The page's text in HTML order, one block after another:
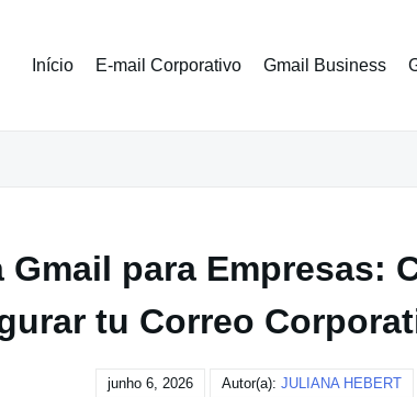
Início E-mail Corporativo Gmail Business
Gmail para Empresas:
tu Correo
junho 6, 2026 Autor(a): JULIANA HEBERT